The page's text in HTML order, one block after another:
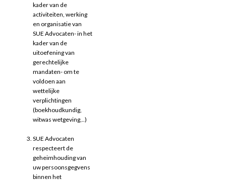
kader van de
activiteiten, werking
en organisatie van
SUE Advocaten- in het
kader van de
uitoefening van
gerechtelijke
mandaten- om te
voldoen aan
wettelijke
verplichtingen
(boekhoudkundig,
witwas wetgeving,..)
SUE Advocaten
respecteert de
geheimhouding van
uw persoonsgegvens
binnen het